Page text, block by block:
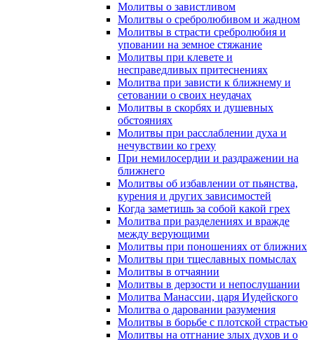
Молитвы о завистливом
Молитвы о сребролюбивом и жадном
Молитвы в страсти сребролюбия и
уповании на земное стяжание
Молитвы при клевете и
несправедливых притеснениях
Молитва при зависти к ближнему и
сетовании о своих неудачах
Молитвы в скорбях и душевных
обстояниях
Молитвы при расслаблении духа и
нечувствии ко греху
При немилосердии и раздражении на
ближнего
Молитвы об избавлении от пьянства,
курения и других зависимостей
Когда заметишь за собой какой грех
Молитва при разделениях и вражде
между верующими
Молитвы при поношениях от ближних
Молитвы при тщеславных помыслах
Молитвы в отчаянии
Молитвы в дерзости и непослушании
Молитва Манассии, царя Иудейского
Молитва о даровании разумения
Молитвы в борьбе с плотской страстью
Молитвы на отгнание злых духов и о